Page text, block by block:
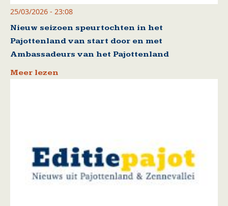
25/03/2026 - 23:08
Nieuw seizoen speurtochten in het
Pajottenland van start door en met
Ambassadeurs van het Pajottenland
Meer lezen